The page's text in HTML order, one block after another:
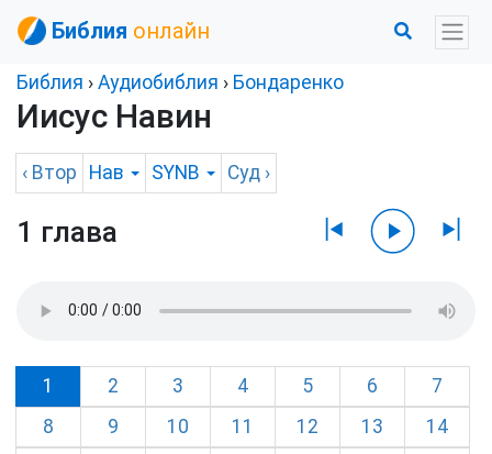
Библия онлайн
Библия › Аудиобиблия › Бондаренко
Иисус Навин
‹ Втор Нав SYNB Суд ›
1 глава
1 2 3 4 5 6
7
8
9 10 11 12 13
14